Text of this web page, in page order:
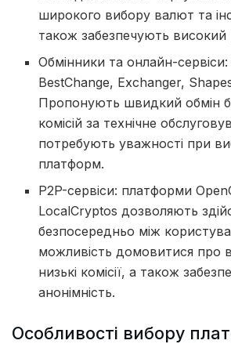
широкого вибору валют та
також забезпечують високий
Обмінники та онлайн-сервіси:
BestChange, Exchanger,
Пропонують швидкий обмін
комісій за технічне
потребують уважності при
платформ.
P2P-сервіси: платформи
LocalCryptos дозволяють
безпосередньо між
можливість домовитися про
низькі комісії, а також
анонімність.
Особливості вибору